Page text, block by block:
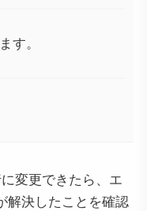
す。
変更できたら、エ
解決したことを確認